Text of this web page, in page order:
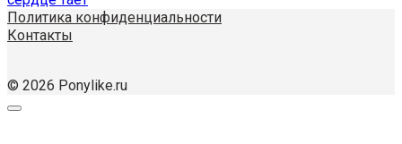
Политика конфиденциальности
Контакты
© 2026 Ponylike.ru